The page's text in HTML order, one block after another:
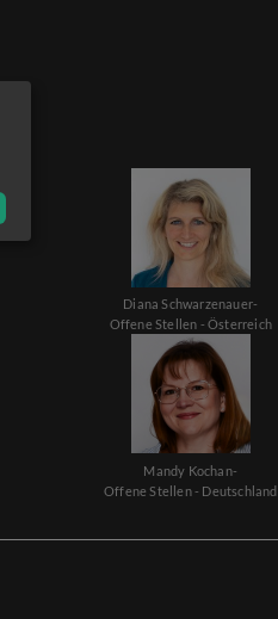
Diana Schwarzenauer-
Offene Stellen - Österreich
Mandy Kochan-
Offene Stellen - Deutschland